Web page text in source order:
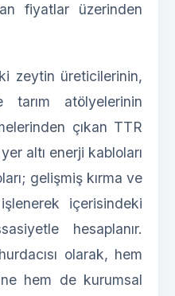
fiyatlar üzerinden
zeytin üreticilerinin,
tarım atölyelerinin
çıkan TTR
altı enerji kabloları
gelişmiş kırma ve
içerisindeki
hesaplanır.
olarak, hem
hem de kurumsal